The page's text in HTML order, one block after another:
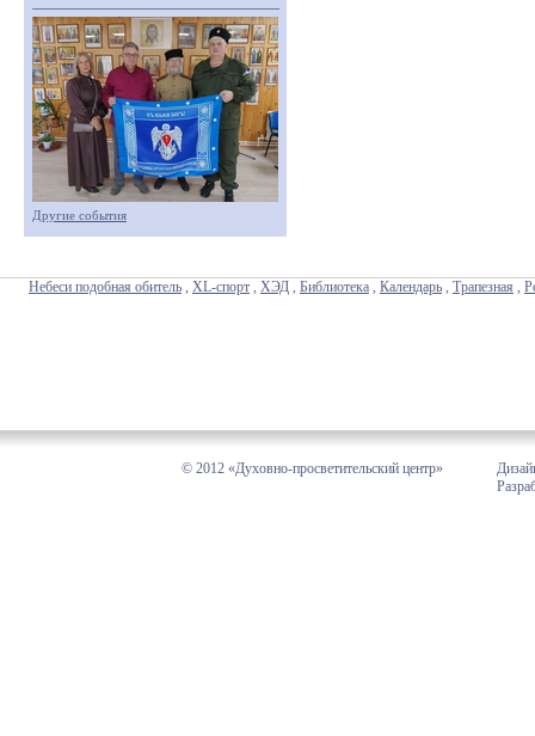
Другие события
Небеси подобная обитель , XL-спорт , ХЭД , Библиотека , Календарь , Трапезная ,
© 2012 «Духовно-просветительский центр»